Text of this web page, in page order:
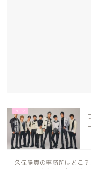
久保陽貴の事務所はどこ